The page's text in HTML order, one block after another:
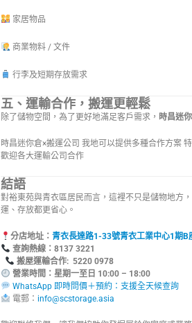
家居物品
商業物料 / 文件
行李及短期存放需求
五、運輸合作，搬運更輕鬆
除了儲物空間，為了更好地滿足客戶需求， 時昌迷
時昌迷你倉×搬運公司 我地可以提供多種合作方案
歡迎各大運輸公司合作
結語
對裕東苑與青衣區居民而言，這裡不只是儲物地方
運、存放都更省心。
分店地址： 青衣長達路1-33號青衣工業中心1期B
查詢熱
搬屋運輸合作: 5220 0978
營業時間：星期一至日 10:00 – 18:00
WhatsApp 即時問價＋預約：支援全天候查詢
電郵： info@scstorage.asia